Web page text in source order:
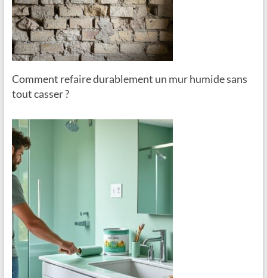
Comment refaire durablement un mur humide sans
tout casser ?